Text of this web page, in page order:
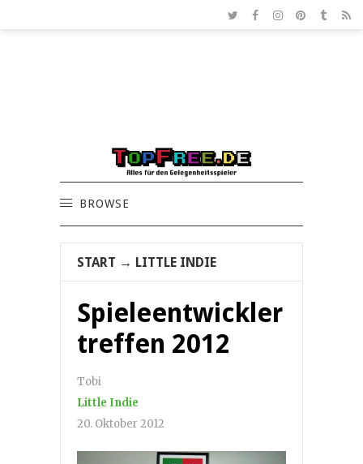
BROWSE
START → LITTLE INDIE
Spieleentwickler
treffen 2012
Tobi
Little Indie
20. Oktober 2012